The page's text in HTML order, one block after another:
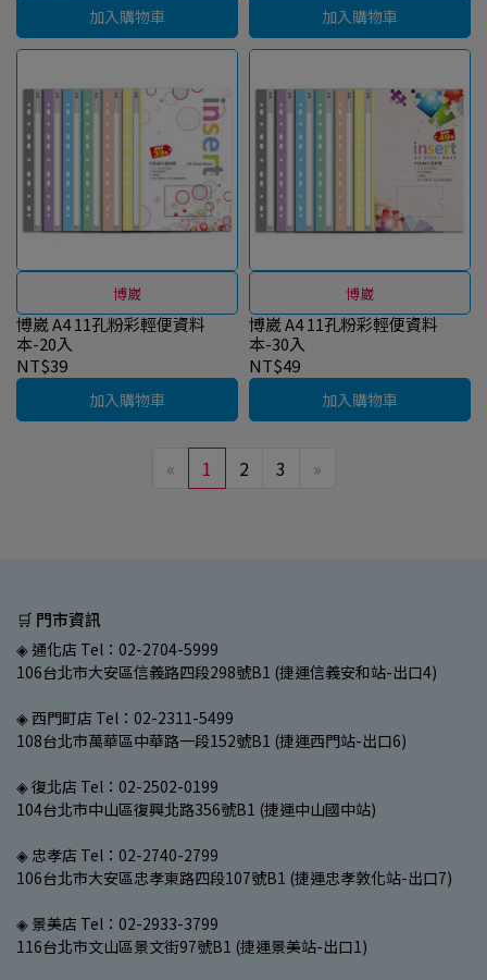
加入購物車 加入購物車
博崴
博崴 A4 11孔粉彩輕便資料
本-20入
NT$39
加入購物車
博崴
博崴 A4 11孔粉彩輕便資料
本-30入
NT$49
加入購物車
« 1 2 3 »
🛒 門市資訊
◈ 通化店 Tel：02-2704-5999
106台北市大安區信義路四段298號B1 (捷運信義安和站-出口4)
◈ 西門町店 Tel：02-2311-5499
108台北市萬華區中華路一段152號B1 (捷運西門站-出口6)
◈ 復北店 Tel：02-2502-0199
104台北市中山區復興北路356號B1 (捷運中山國中站)
◈ 忠孝店 Tel：02-2740-2799
106台北市大安區忠孝東路四段107號B1 (捷運忠孝敦化站-出口7)
◈ 景美店 Tel：02-2933-3799
116台北市文山區景文街97號B1 (捷運景美站-出口1)